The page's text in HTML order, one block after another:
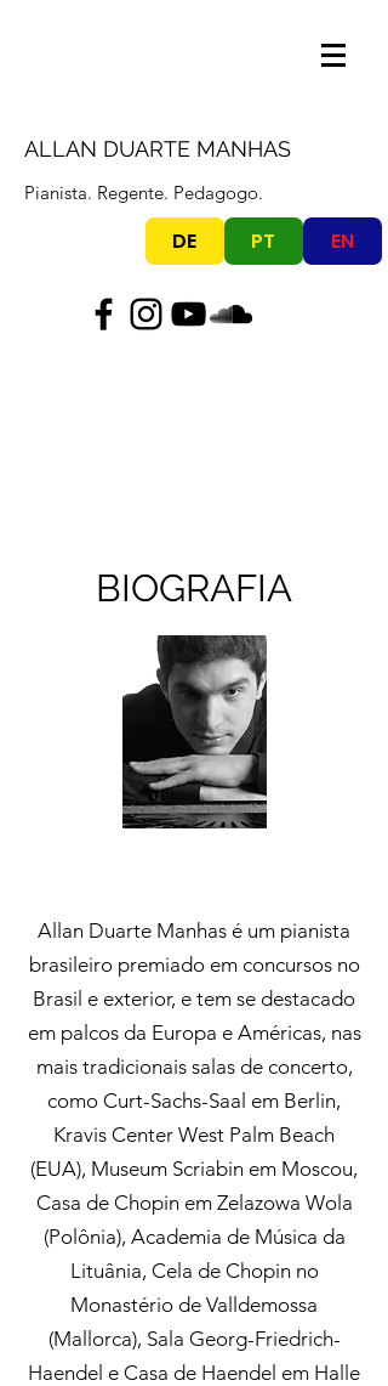
ALLAN DUARTE MANHAS
Pianista. Regente. Pedagogo.
DE PT EN
BIOGRAFIA
Allan Duarte Manhas é um pianista
brasileiro premiado em concursos no
Brasil e exterior, e tem se destacado
em palcos da Europa e Américas, nas
mais tradicionais salas de concerto,
como Curt-Sachs-Saal em Berlin,
Kravis Center West Palm Beach
(EUA), Museum Scriabin em Moscou,
Casa de Chopin em Zelazowa Wola
(Polônia), Academia de Música da
Lituânia, Cela de Chopin no
Monastério de Valldemossa
(Mallorca), Sala Georg-Friedrich-
Haendel e Casa de Haendel em Halle